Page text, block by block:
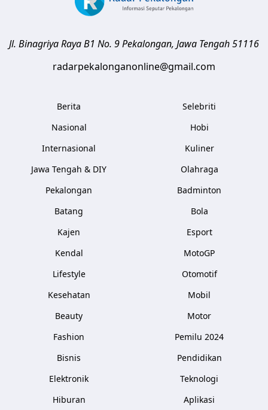
Jl. Binagriya Raya B1 No. 9Pekalongan, Jawa Tengah51116
radarpekalonganonline@gmail.com
Berita
Nasional
Internasional
Jawa Tengah & DIY
Pekalongan
Batang
Kajen
Kendal
Lifestyle
Kesehatan
Beauty
Fashion
Bisnis
Elektronik
Hiburan
Selebriti
Hobi
Kuliner
Olahraga
Badminton
Bola
Esport
MotoGP
Otomotif
Mobil
Motor
Pemilu 2024
Pendidikan
Teknologi
Aplikasi